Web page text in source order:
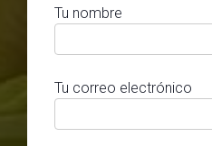
Tu nombre
Tu correo electrónico